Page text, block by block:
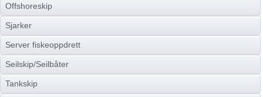
Offshoreskip
Sjarker
Server fiskeoppdrett
Seilskip/Seilbåter
Tankskip